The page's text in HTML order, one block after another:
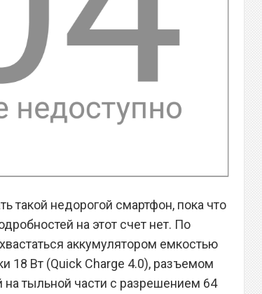
такой недорогой смартфон, пока что
на этот счет нет. По
аккумулятором емкостью
18 Вт (Quick Charge 4.0), разъемом
на тыльной части с разрешением 64